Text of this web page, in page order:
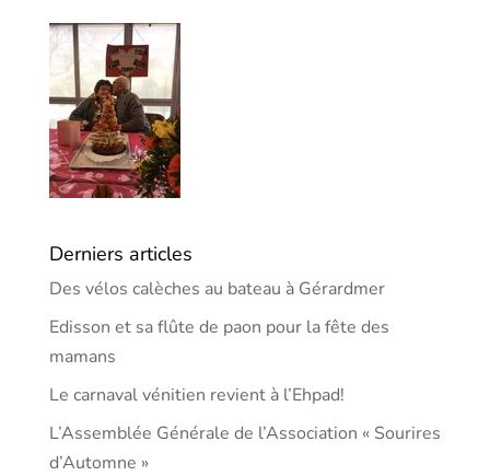
Derniers articles
Des vélos calèches au bateau à Gérardmer
Edisson et sa flûte de paon pour la fête des
mamans
Le carnaval vénitien revient à l’Ehpad!
L’Assemblée Générale de l’Association « Sourires
d’Automne »